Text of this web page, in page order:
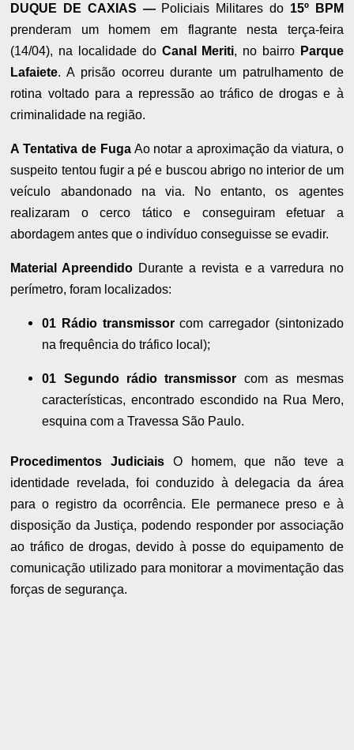
DUQUE DE CAXIAS —Policiais Militares do 15º BPM
prenderam um homem em flagrante nesta terça-feira
(14/04), na localidade do Canal Meriti, no bairro Parque
Lafaiete. A prisão ocorreu durante um patrulhamento de
rotina voltado para a repressão ao tráfico de drogas e à
criminalidade na região.
A Tentativa de FugaAo notar a aproximação da viatura, o
suspeito tentou fugir a pé e buscou abrigo no interior de um
veículo abandonado na via. No entanto, os agentes
realizaram o cerco tático e conseguiram efetuar a
abordagem antes que o indivíduo conseguisse se evadir.
Material Apreendido Durante a revista e a varredura no
perímetro, foram localizados:
01 Rádio transmissorcom carregador (sintonizado
na frequência do tráfico local);
01 Segundo rádio transmissor com as mesmas
características, encontrado escondido na Rua Mero,
esquina com a Travessa São Paulo.
Procedimentos Judiciais O homem, que não teve a
identidade revelada, foi conduzido à delegacia da área
para o registro da ocorrência. Ele permanece preso e à
disposição da Justiça, podendo responder por associação
ao tráfico de drogas, devido à posse do equipamento de
comunicação utilizado para monitorar a movimentação das
forças de segurança.